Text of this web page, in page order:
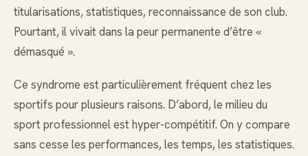
titularisations, statistiques, reconnaissance de son club.
Pourtant, il vivait dans la peur permanente d’être «
démasqué ».
Ce syndrome est particulièrement fréquent chez les
sportifs pour plusieurs raisons. D’abord, le milieu du
sport professionnel est hyper-compétitif. On y compare
sans cesse les performances, les temps, les statistiques.